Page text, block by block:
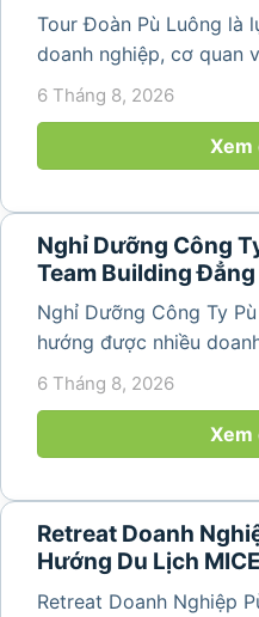
Tour Đoàn Pù Luông là
doanh nghiệp, cơ quan
hợp nghỉ dưỡng, tham
động gắn kết tập thể.
nguyên sơ, không khí...
6 Tháng 8, 2026
Xem
Nghỉ Dưỡng Công
Team Building Đẳng
Nghỉ Dưỡng Công Ty
hướng được nhiều
hợp giữa nghỉ ngơi, tái
lịch đơn thuần, nhiều
6 Tháng 8, 2026
Xem
Retreat Doanh
Hướng Du Lịch
Retreat Doanh Nghiệp